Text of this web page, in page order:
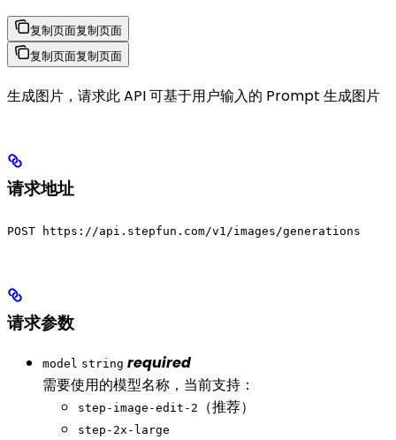
复制页面复制页面
复制页面复制页面
生成图片，请求此 API 可基于用户输入的 Prompt 生成图片
请求地址
POST https://api.stepfun.com/v1/images/generations
请求参数
model string required
需要使用的模型名称，当前支持：
step-image-edit-2 （推荐）
step-2x-large